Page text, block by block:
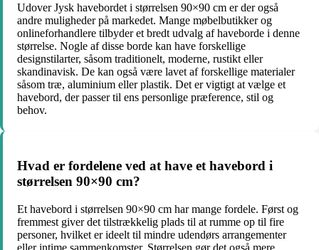
Udover Jysk havebordet i størrelsen 90×90 cm er der også
andre muligheder på markedet. Mange møbelbutikker og
onlineforhandlere tilbyder et bredt udvalg af haveborde i denne
størrelse. Nogle af disse borde kan have forskellige
designstilarter, såsom traditionelt, moderne, rustikt eller
skandinavisk. De kan også være lavet af forskellige materialer
såsom træ, aluminium eller plastik. Det er vigtigt at vælge et
havebord, der passer til ens personlige præference, stil og
behov.
Hvad er fordelene ved at have et havebord i
størrelsen 90×90 cm?
Et havebord i størrelsen 90×90 cm har mange fordele. Først og
fremmest giver det tilstrækkelig plads til at rumme op til fire
personer, hvilket er ideelt til mindre udendørs arrangementer